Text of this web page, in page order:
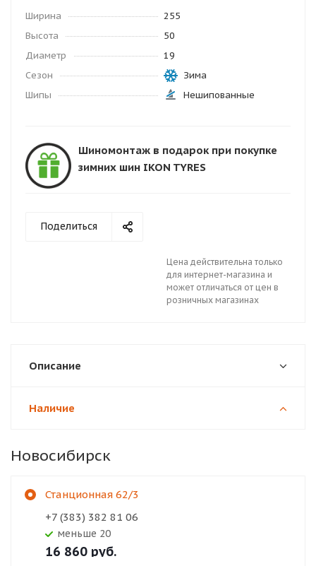
Ширина
255
Высота
50
Диаметр
19
Сезон
Зима
Шипы
Нешипованные
Шиномонтаж в подарок при покупке
зимних шин IKON TYRES
Поделиться
Цена действительна только
для интернет-магазина и
может отличаться от цен в
розничных магазинах
Описание
Наличие
Новосибирск
Станционная 62/3
+7 (383) 382 81 06
Меньше 20
16 860 руб.